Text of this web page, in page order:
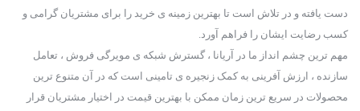
دست یافته و در تلاش است تا بهترین زمینه ی خرید را برای مشتریان گرامی و
کسب رضایت ایشان را فراهم آورد.
مهم ترین چشم انداز ما در آریانا ، گسترش شبکه ی مویرگی فروش ، تعامل
سازنده ، ارزش آفرینی به کمک زنجیره ی تامینی است که در آن متنوع ترین
محصولات در سریع ترین زمان ممکن با بهترین قیمت در اختیار مشتریان قرار